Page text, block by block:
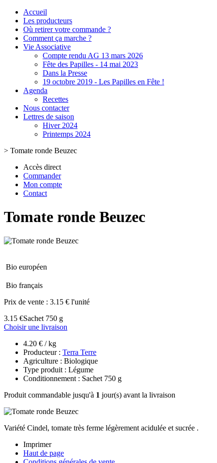
Accueil
Les producteurs
Où retirer votre commande ?
Comment ça marche ?
Vie Associative
Compte rendu AG 13 mars 2026
Fête des Papilles - 14 mai 2023
Dans la Presse
19 octobre 2019 - Les Papilles en Fête !
Agenda
Recettes
Nous contacter
Lettres de saison
Hiver 2024
Printemps 2024
> Tomate ronde Beuzec
Accès direct
Commander
Mon compte
Contact
Tomate ronde Beuzec
Bio européen
Bio français
Prix de vente : 3.15 € l'unité
3.15 €Sachet 750 g
Choisir une livraison
4.20 € / kg
Producteur : Terra Terre
Agriculture : Biologique
Type produit : Légume
Conditionnement : Sachet 750 g
Produit commandable jusqu'à 1 jour(s) avant la livraison
Variété Cindel, tomate très ferme légèrement acidulée et sucrée .
Imprimer
Haut de page